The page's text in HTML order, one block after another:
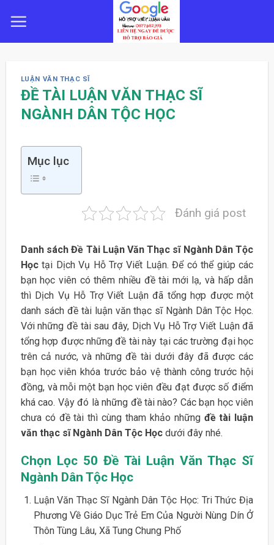
LUẬN VĂN THẠC SĨ
ĐỀ TÀI LUẬN VĂN THẠC SĨ
NGÀNH DÂN TỘC HỌC
Mục lục
Đánh giá post
Danh sách Đề Tài Luận Văn Thạc sĩ Ngành Dân Tộc
Họctại Dịch Vụ Hỗ Trợ Viết Luận. Để có thể giúp các
bạn học viên có thêm nhiều đề tài mới lạ, và hấp dẫn
thì Dịch Vụ Hỗ Trợ Viết Luận đã tổng hợp được một
danh sách đề tài luận văn thạc sĩ Ngành Dân Tộc Học.
Với những đề tài sau đây, Dịch Vụ Hỗ Trợ Viết Luận đã
tổng hợp được những đề tài này tại các trường đại học
trên cả nước, và những đề tài dưới đây đã được các
bạn học viên khóa trước bảo vệ thành công trước hội
đồng, và mỗi một bạn học viên đều đạt được số điểm
khá cao. Vậy đó là những đề tài nào? Các bạn học viên
chưa có đề tài thì cùng tham khảo những đề tài luận
văn thạc sĩ Ngành Dân Tộc Họcdưới đây nhé.
Chọn Lọc 50 Đề Tài Luận Văn Thạc Sĩ
Ngành Dân Tộc Học
Luận Văn Thạc Sĩ Ngành Dân Tộc Học: Tri Thức Địa
Phương Về Giáo Dục Trẻ Em Của Người Nùng Dín Ở
Thôn Tùng Lâu, Xã Tung Chung Phố